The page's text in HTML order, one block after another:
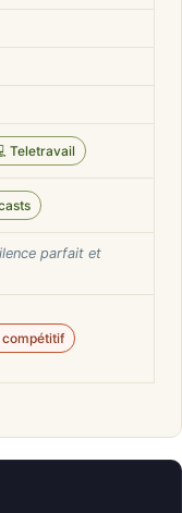
Teletravail
parfait et